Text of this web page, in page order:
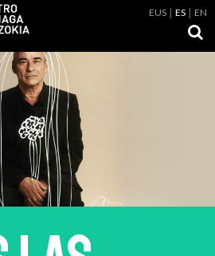
EUS ES EN